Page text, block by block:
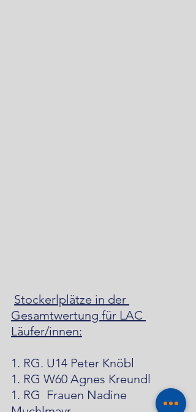
Stockerlplätze in der
Gesamtwertung für LAC
Läufer/innen:
1. RG. U14 Peter Knöbl
1. RG W60 Agnes Kreundl
1. RG  Frauen Nadine